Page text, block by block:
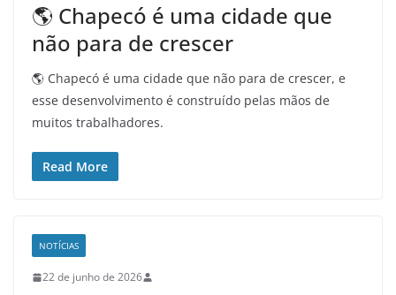
🌎 Chapecó é uma cidade que
não para de crescer
🌎 Chapecó é uma cidade que não para de crescer, e
esse desenvolvimento é construído pelas mãos de
muitos trabalhadores.
Read More
NOTÍCIAS
22 de junho de 2026